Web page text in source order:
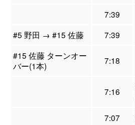
7:39
#5 野田 → #15 佐藤
7:39
#15 佐藤 ターンオー
バー(1本)
7:18
7:16
7:07